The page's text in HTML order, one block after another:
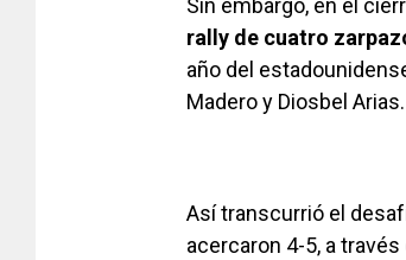
Sin embargo, en el
rally de cuatro
año del
Madero y Diosbel Arias.
Así transcurrió el
acercaron 4-5, a